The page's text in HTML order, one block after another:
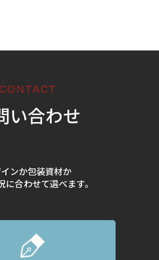
CONTACT
い合わせ
ンか包装資材か
に合わせて選べます。